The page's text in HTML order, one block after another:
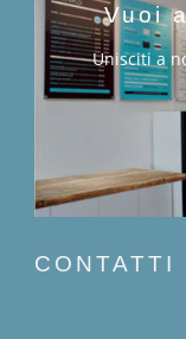
Vuoi
Unisciti a
CONTATTI